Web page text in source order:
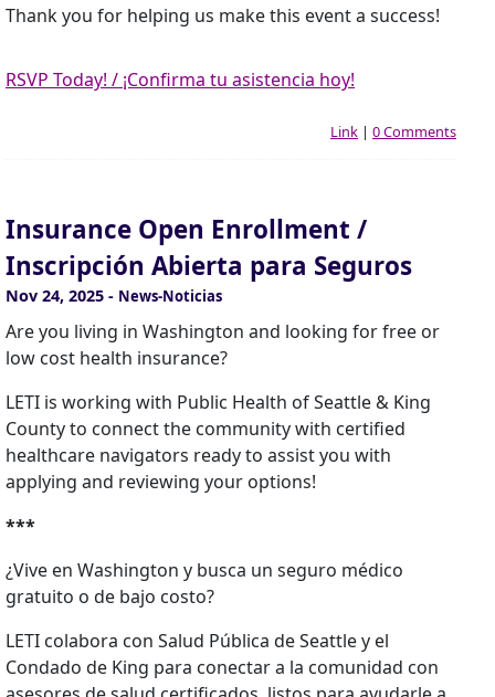
Thank you for helping us make this event a success!
RSVP Today! / ¡Confirma tu asistencia hoy!
Link | 0 Comments
Insurance Open Enrollment /
Inscripción Abierta para Seguros
Nov 24, 2025 - News-Noticias
Are you living in Washington and looking for free or
low cost health insurance?
LETI is working with Public Health of Seattle & King
County to connect the community with certified
healthcare navigators ready to assist you with
applying and reviewing your options!
***
¿Vive en Washington y busca un seguro médico
gratuito o de bajo costo?
LETI colabora con Salud Pública de Seattle y el
Condado de King para conectar a la comunidad con